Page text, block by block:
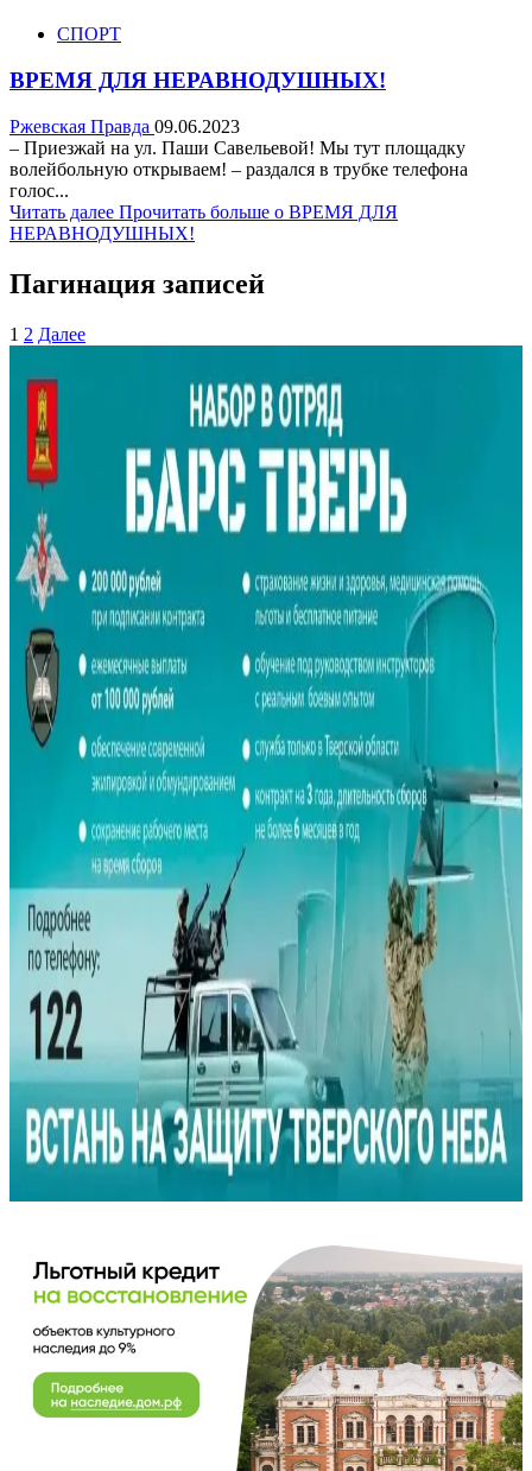
СПОРТ
ВРЕМЯ ДЛЯ НЕРАВНОДУШНЫХ!
Ржевская Правда 09.06.2023
– Приезжай на ул. Паши Савельевой! Мы тут площадку
волейбольную открываем! – раздался в трубке телефона
голос...
Читать далее Прочитать больше о ВРЕМЯ ДЛЯ
НЕРАВНОДУШНЫХ!
Пагинация записей
1 2 Далее